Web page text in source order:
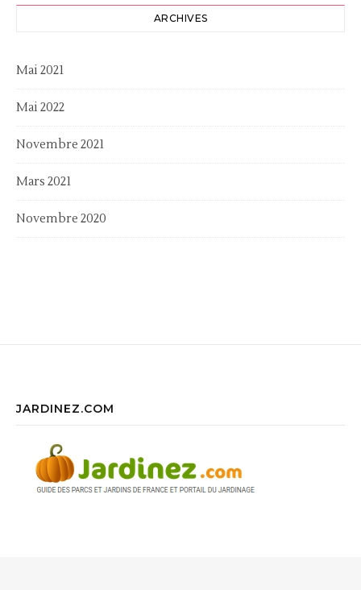
ARCHIVES
Mai 2021
Mai 2022
Novembre 2021
Mars 2021
Novembre 2020
JARDINEZ.COM